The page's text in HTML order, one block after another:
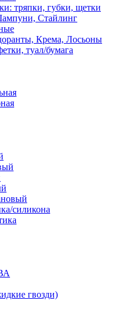
тряпки, губки, щетки
Стайлинг
Крема, Лосьоны
туал/бумага
силикона
гвозди)